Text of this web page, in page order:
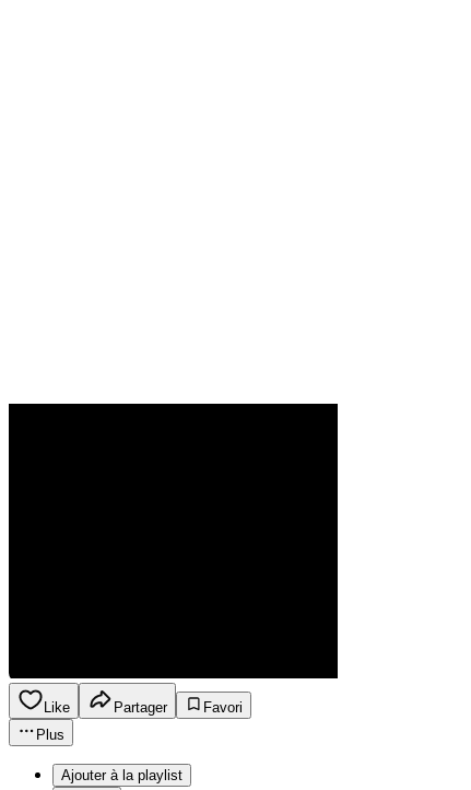
Like Partager
Favori
Plus
Ajouter à la playlist